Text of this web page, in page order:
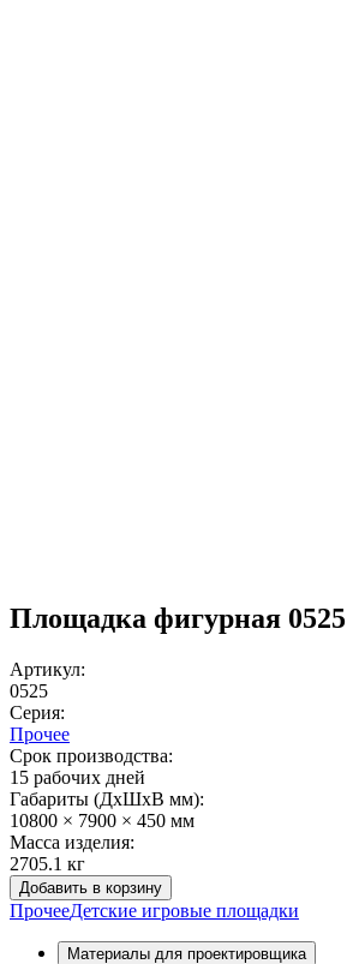
Площадка фигурная 0525
Артикул:
0525
Серия:
Прочее
Срок производства:
15 рабочих дней
Габариты (ДхШxВ мм):
10800 × 7900 × 450 мм
Масса изделия:
2705.1 кг
Добавить в корзину
ПрочееДетские игровые площадки
Материалы для проектировщика